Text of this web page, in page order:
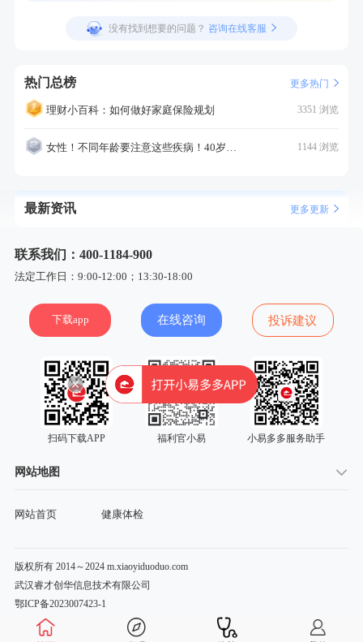
没有找到想要的问题？ 咨询在线客服
热门总榜 更多热门
理财小百科：如何做好家庭保险规划 3351 浏览
女性！不同年龄要注意这些疾病！40岁的这个疾病最需要注意！ 1144 浏览
最新资讯 更多更新
联系我们：400-1184-900
法定工作日：9:00-12:00；13:30-18:00
下载app 在线咨询 投诉建议
扫码下载APP 福利官小易 小易多多服务助手
网站地图
网站首页 健康体检
版权所有 2014～2024 m.xiaoyiduoduo.com
武汉睿才创华信息技术有限公司
鄂ICP备2023007423-1